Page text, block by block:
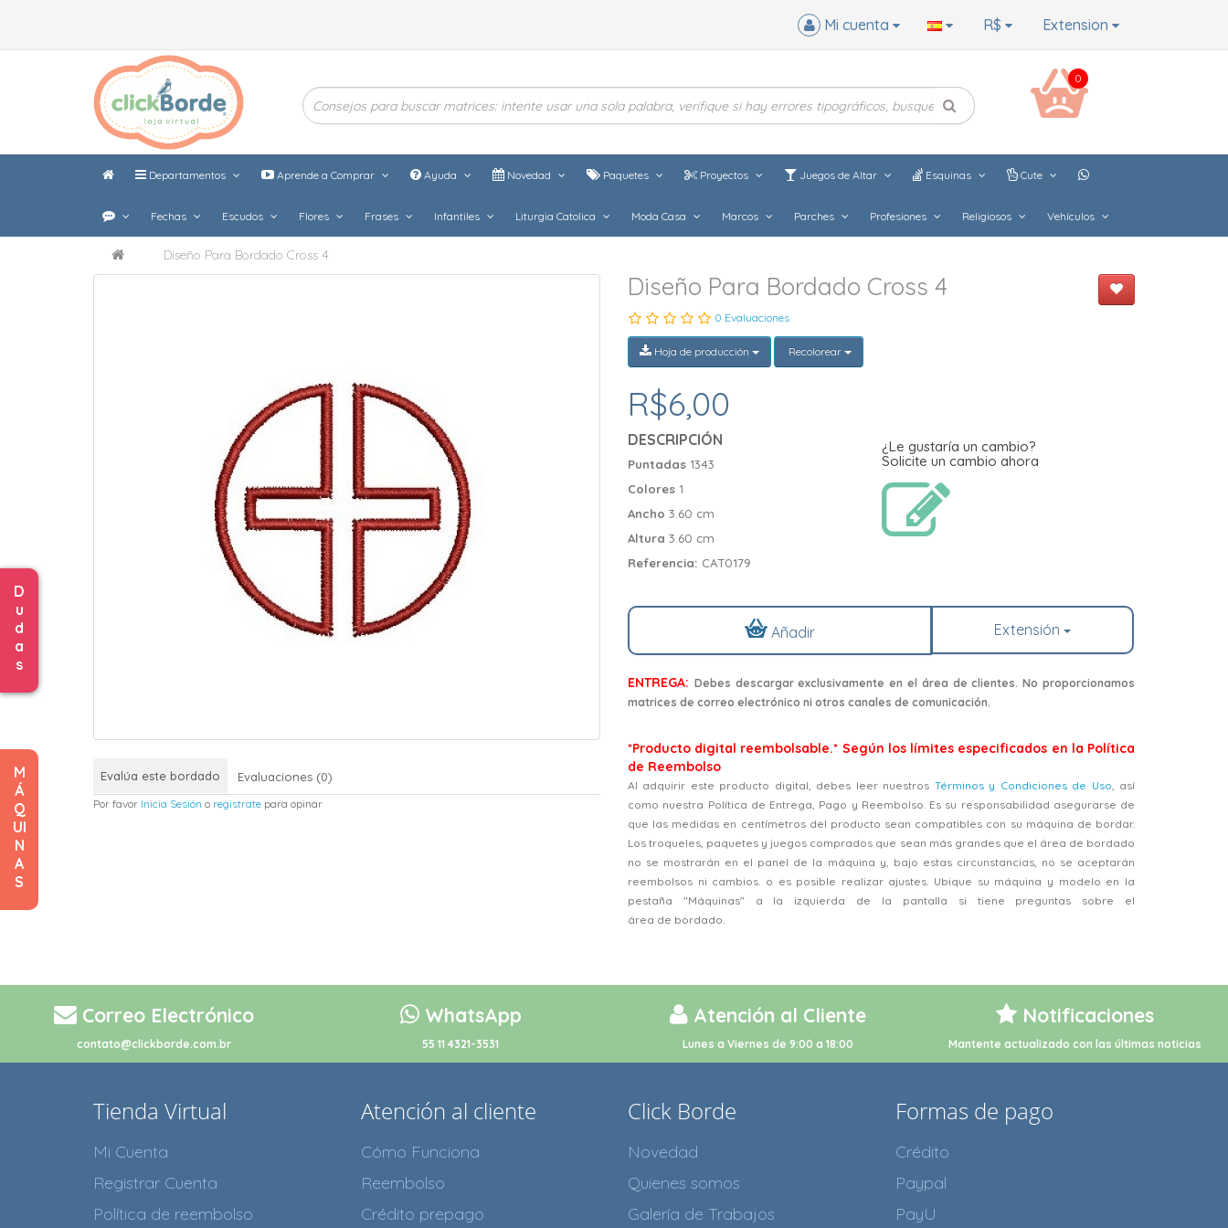
D
u
d
a
s
M
Á
Q
UI
N
A
S
Extension
R$
Mi cuenta
0
Departamentos Aprende a Comprar Ayuda Novedad Paquetes Proyectos Juegos de Altar Esquinas Cute
Fechas Escudos Flores Frases Infantiles Liturgia Catolica Moda Casa Marcos Parches Profesiones Religiosos Vehículos
Diseño Para Bordado Cross 4
Evalúa este bordado Evaluaciones (0)
Por favor Inicia Sesión o registrate para opinar
Diseño Para Bordado Cross 4
0 Evaluaciones
Hoja de producción Recolorear
R$6,00
DESCRIPCIÓN
Puntadas 1343
Colores 1
Ancho 3.60 cm
Altura 3.60 cm
Referencia: CAT0179
¿Le gustaría un cambio?
Solicite un cambio ahora
Añadir Extensión
ENTREGA: Debes descargar exclusivamente en el área de clientes. No proporcionamos
matrices de correo electrónico ni otros canales de comunicación.
*Producto digital reembolsable.* Según los límites especificados en la Política
de Reembolso
Al adquirir este producto digital, debes leer nuestros Términos y Condiciones de Uso , así
como nuestra Política de Entrega, Pago y Reembolso. Es su responsabilidad asegurarse de
que las medidas en centímetros del producto sean compatibles con su máquina de bordar.
Los troqueles, paquetes y juegos comprados que sean más grandes que el área de bordado
no se mostrarán en el panel de la máquina y, bajo estas circunstancias, no se aceptarán
reembolsos ni cambios. o es posible realizar ajustes. Ubique su máquina y modelo en la
pestaña "Máquinas" a la izquierda de la pantalla si tiene preguntas sobre el
área de bordado.
Correo Electrónico
contato@clickborde.com.br
WhatsApp
55 11 4321-3531
Atención al Cliente
Lunes a Viernes de 9:00 a 18:00
Notificaciones
Mantente actualizado con las últimas noticias
Tienda Virtual
Mi Cuenta
Registrar Cuenta
Política de reembolso
Atención al cliente
Cómo Funciona
Reembolso
Crédito prepago
Click Borde
Novedad
Quienes somos
Galería de Trabajos
Formas de pago
Crédito
Paypal
PayU